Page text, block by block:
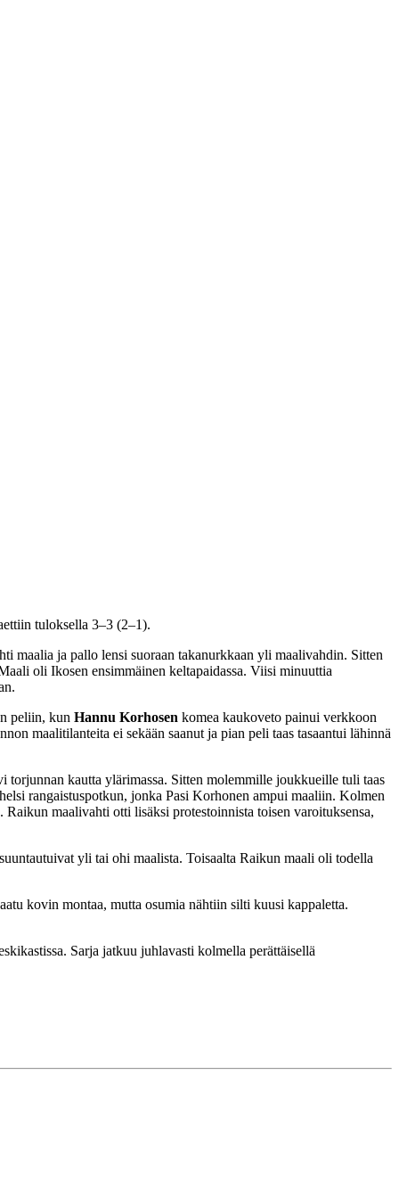
tuloksella 3–3 (2–1).
maalia ja pallo lensi suoraan takanurkkaan yli maalivahdin. Sitten
oli Ikosen ensimmäinen keltapaidassa. Viisi minuuttia
peliin, kun Hannu Korhosen komea kaukoveto painui verkkoon
maalitilanteita ei sekään saanut ja pian peli taas tasaantui lähinnä
kautta ylärimassa. Sitten molemmille joukkueille tuli taas
rangaistuspotkun, jonka Pasi Korhonen ampui maaliin. Kolmen
maalivahti otti lisäksi protestoinnista toisen varoituksensa,
yli tai ohi maalista. Toisaalta Raikun maali oli todella
kovin montaa, mutta osumia nähtiin silti kuusi kappaletta.
Sarja jatkuu juhlavasti kolmella perättäisellä